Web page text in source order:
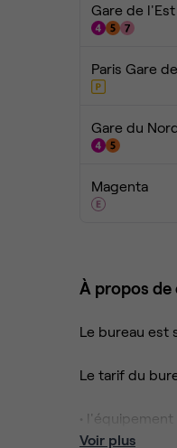
Gare de
Paris Gare
Gare du
Magenta
À propos de
Le bureau est
Le tarif du
•
• l’accès
Voir plus